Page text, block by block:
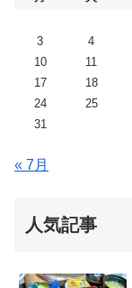
3
4
10
11
17
18
24
25
31
« 7月
人気記事